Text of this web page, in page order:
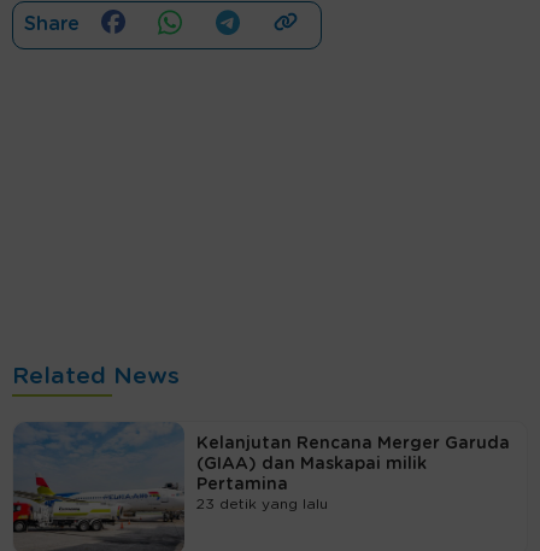
Share
Related News
Kelanjutan Rencana Merger Garuda
(GIAA) dan Maskapai milik
Pertamina
23 detik yang lalu